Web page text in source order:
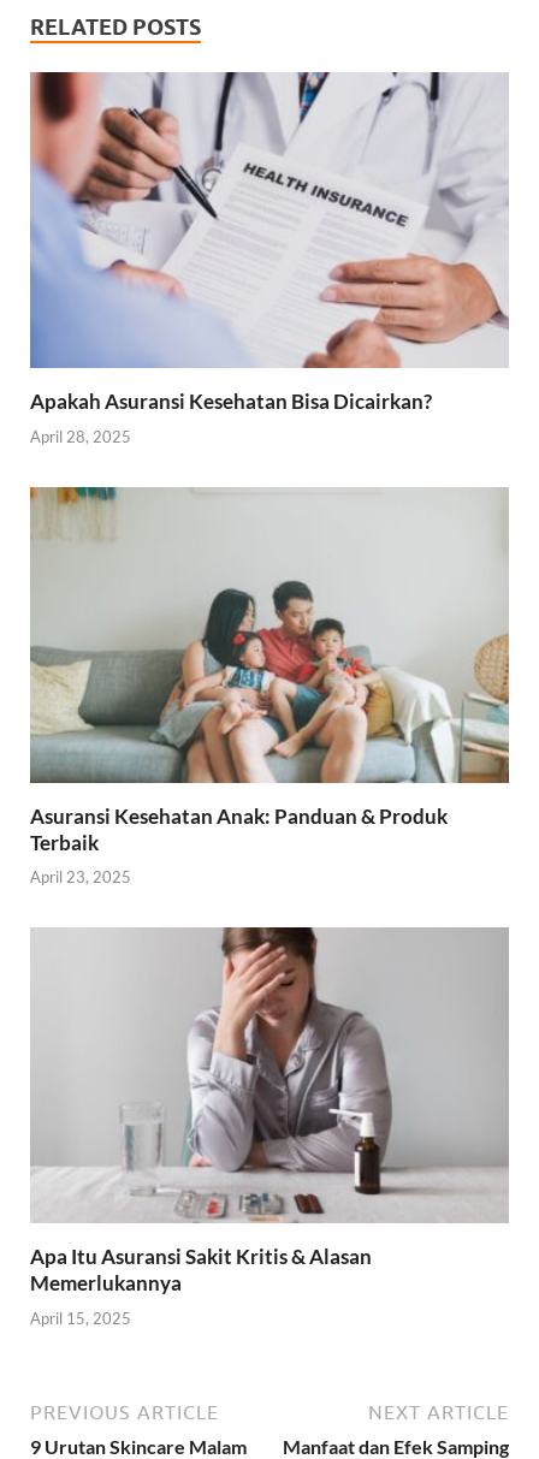
RELATED POSTS
Apakah Asuransi Kesehatan Bisa Dicairkan?
April 28, 2025
Asuransi Kesehatan Anak: Panduan & Produk
Terbaik
April 23, 2025
Apa Itu Asuransi Sakit Kritis & Alasan
Memerlukannya
April 15, 2025
PREVIOUS ARTICLE
9 Urutan Skincare Malam
NEXT ARTICLE
Manfaat dan Efek Samping